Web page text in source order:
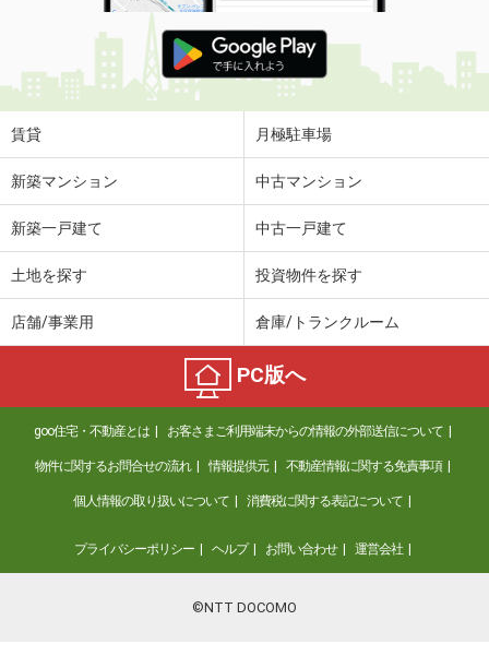
賃貸 月極駐車場
新築マンション 中古マンション
新築一戸建て 中古一戸建て
土地を探す 投資物件を探す
店舗/事業用 倉庫/トランクルーム
PC版へ
goo住宅・不動産とは お客さまご利用端末からの情報の外部送信について
物件に関するお問合せの流れ 情報提供元 不動産情報に関する免責事項
個人情報の取り扱いについて 消費税に関する表記について
プライバシーポリシー ヘルプ お問い合わせ 運営会社
©NTT DOCOMO